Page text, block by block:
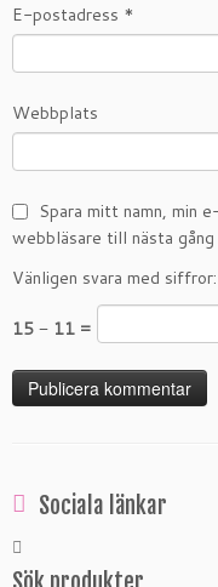
E-postadress *
Webbplats
Spara mitt namn, min
webbläsare till nästa
Vänligen svara med siffror:
15 − 11 =
Sociala länkar